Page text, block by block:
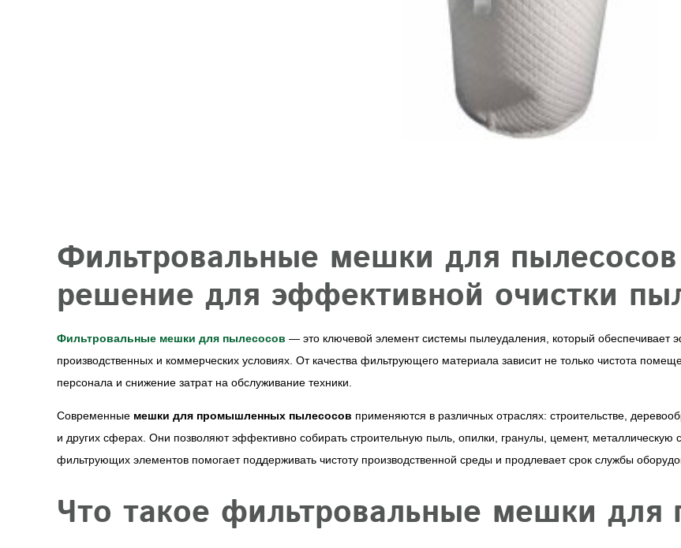
Фильтровальные мешки для
решение для эффективной очистки
Фильтровальные мешки для пылесосов — это ключевой элемент системы пылеудаления, который
производственных и коммерческих условиях. От качества фильтрующего материала зависит не только чистота
персонала и снижение затрат на обслуживание техники.
Современные мешки для промышленных пылесосов применяются в различных отраслях: строительстве,
и других сферах. Они позволяют эффективно собирать строительную пыль, опилки, гранулы, цемент, металлическую
фильтрующих элементов помогает поддерживать чистоту производственной среды и продлевает срок службы
Что такое фильтровальные мешки для